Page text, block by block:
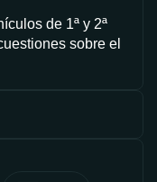
de 1ª y 2ª
sobre el